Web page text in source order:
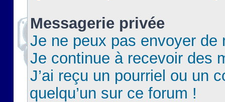
Messagerie privée
Je ne peux pas envoyer de
Je continue à recevoir des
J’ai reçu un pourriel ou un
quelqu’un sur ce forum !